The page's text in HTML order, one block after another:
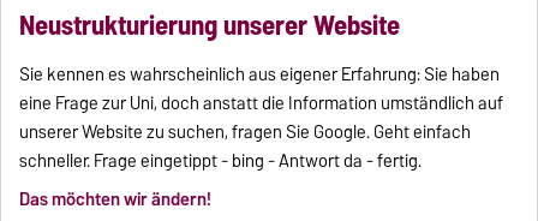
Neustrukturierung unserer Website
Sie kennen es wahrscheinlich aus eigener Erfahrung: Sie haben
eine Frage zur Uni, doch anstatt die Information umständlich auf
unserer Website zu suchen, fragen Sie Google. Geht einfach
schneller. Frage eingetippt - bing - Antwort da - fertig.
Das möchten wir ändern!